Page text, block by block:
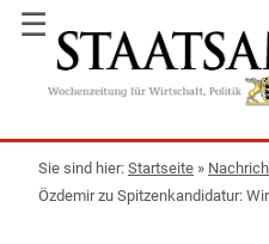
☰
Startseite »
Özdemir zu Spitzenkandidatur: